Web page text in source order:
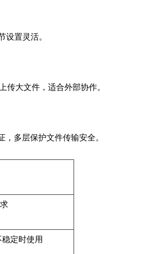
设置灵活。
大文件，适合外部协作。
多层保护文件传输安全。
定时使用